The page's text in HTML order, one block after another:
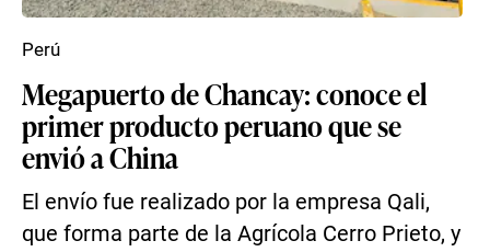
Megapuerto de Chancay: conoce el
primer producto peruano que se
envió a China
El envío fue realizado por la empresa Qali,
que forma parte de la Agrícola Cerro Prieto, y
Perú